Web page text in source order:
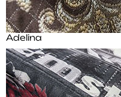
Adelina